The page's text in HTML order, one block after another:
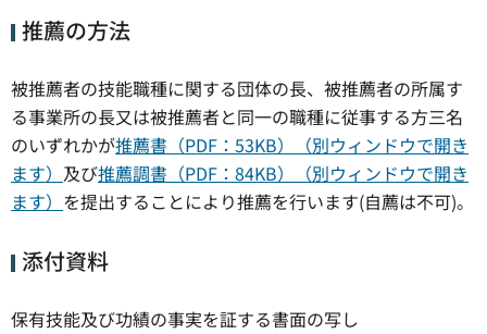
推薦の方法
被推薦者の技能職種に関する団体の長、被推薦者の所属す
る事業所の長又は被推薦者と同一の職種に従事する方三名
のいずれかが推薦書（PDF：53KB）（別ウィンドウで開き
ます） 及び推薦調書（PDF：84KB）（別ウィンドウで開き
ます） を提出することにより推薦を行います(自薦は不可)。
添付資料
保有技能及び功績の事実を証する書面の写し